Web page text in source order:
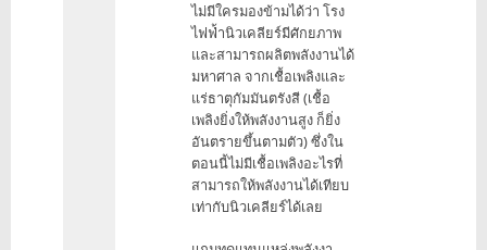
ไม่มีใครมองข้ามได้ว่า โรง
ไฟฟ่้านิวเคลียร์มีศักยภาพ
และสามารถผลิตพลังงานได้
มหาศาล จากเชื้อเพลิงและ
แร่ธาตุกัมมันตรังสี (เชื้อ
เพลิงยิ่งให้พลังงานสูง ก็ยิ่ง
อันตรายขึ้นตามตัว) ซึ่งใน
ตอนนี้ไม่มีเชื้อเพลิงอะไรที่
สามารถให้พลังงานได้เทียบ
เท่ากับนิวเคลียร์ได้เลย